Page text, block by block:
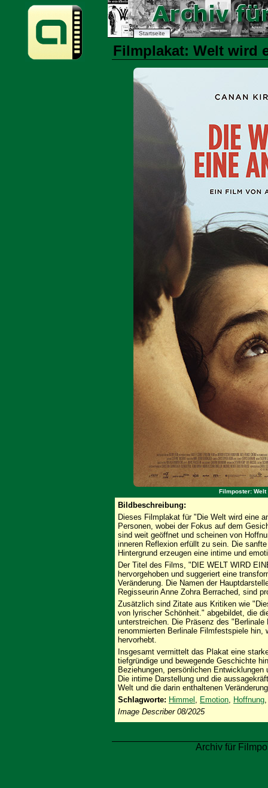
Startseite
Filmplakat: Welt wird
Filmposter:
Bildbeschreibung:
Dieses Filmplakat für "Die Welt wird eine
Personen, wobei der Fokus auf dem
sind weit geöffnet und scheinen von
inneren Reflexion erfüllt zu sein. Die
Hintergrund erzeugen eine intime und
Der Titel des Films, "DIE WELT WIRD
hervorgehoben und suggeriert eine
Veränderung. Die Namen der
Regisseurin Anne Zohra Berrached, sind
Zusätzlich sind Zitate aus Kritiken wie
von lyrischer Schönheit." abgebildet, die
unterstreichen. Die Präsenz des
renommierten Berlinale Filmfestspiele
hervorhebt.
Insgesamt vermittelt das Plakat eine
tiefgründige und bewegende Geschichte
Beziehungen, persönlichen
Die intime Darstellung und die
Welt und die darin enthaltenen
Schlagworte: Himmel , Emotion, Hoffnung
Image Describer 08/2025
Archiv für